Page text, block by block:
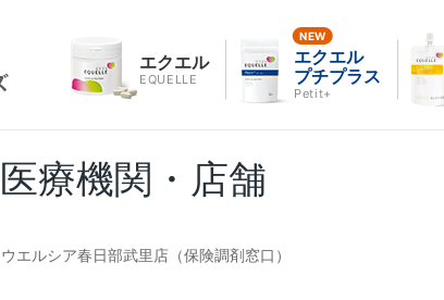
エクエル
EQUELLE
エクエル
プチプラス
Petit+
療機関・店舗
ウエルシア春日部武里店（保険調剤窓口）